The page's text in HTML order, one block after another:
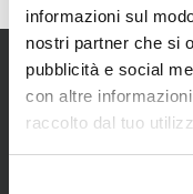
informazioni sul
nostri partner che si
pubblicità e social
con altre
raccolto dal tuo